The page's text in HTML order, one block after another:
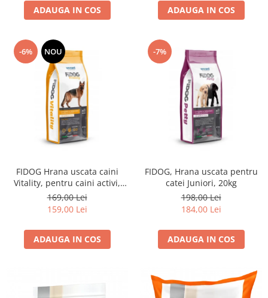
ADAUGA IN COS ADAUGA IN COS
-6% NOU
FIDOG Hrana uscata caini
Vitality, pentru caini activi,
20kg
169,00 Lei
159,00 Lei
ADAUGA IN COS
-7%
FIDOG, Hrana uscata pentru
catei Juniori, 20kg
198,00 Lei
184,00 Lei
ADAUGA IN COS